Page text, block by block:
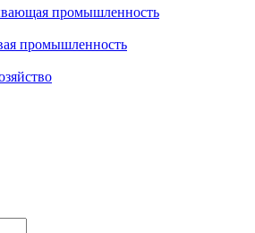
промышленность
промышленность